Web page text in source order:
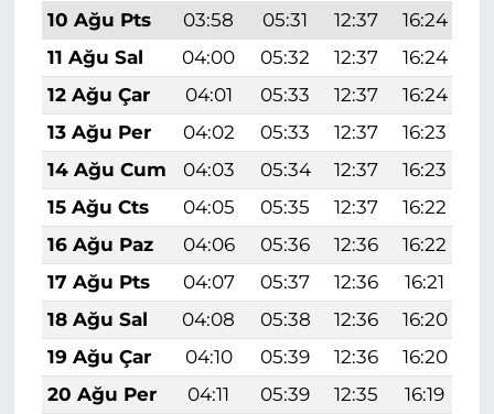
10 Ağu Pts
03:58 05:31 12:37 16:24
11 Ağu Sal
04:00 05:32 12:37 16:24
12 Ağu Çar
04:01 05:33 12:37 16:24
13 Ağu Per
04:02 05:33 12:37 16:23
14 Ağu Cum
04:03 05:34 12:37 16:23
15 Ağu Cts
04:05 05:35 12:37 16:22
16 Ağu Paz
04:06 05:36 12:36 16:22
17 Ağu Pts
04:07 05:37 12:36 16:21
18 Ağu Sal
04:08 05:38 12:36 16:20
19 Ağu Çar
04:10 05:39 12:36 16:20
20 Ağu Per
04:11 05:39 12:35 16:19